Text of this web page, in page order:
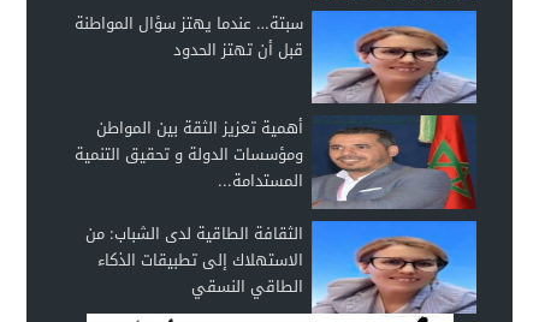
سبتة… عندما يهتز سؤال المواطنة
قبل أن تهتز الحدود
أهمية تعزيز الثقة بين المواطن
ومؤسسات الدولة و تحقيق التنمية
المستدامة...
الثقافة الطاقية لدى الشباب: من
الاستهلاك إلى تطبيقات الذكاء
الطاقي النسقي